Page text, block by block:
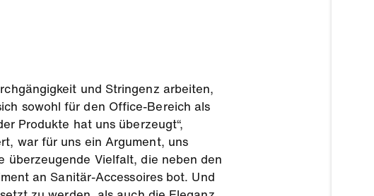
und Stringenz arbeiten,
sowohl für den Office-Bereich als
Produkte hat uns überzeugt“,
war für uns ein Argument, uns
überzeugende Vielfalt, die neben den
an Sanitär-Accessoires bot. Und